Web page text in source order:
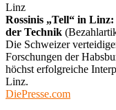
Linz
Rossinis „Tell“ in
der Technik
Die Schweizer
Forschungen der
höchst erfolgreiche
Linz.
DiePresse.com